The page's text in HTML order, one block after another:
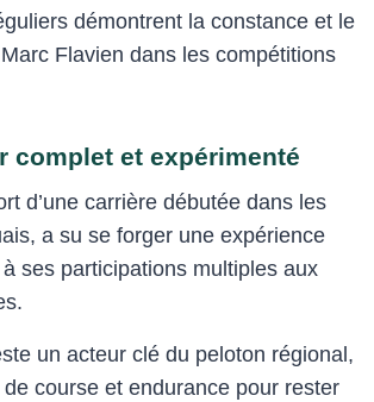
démontrent la constance et le
Flavien dans les compétitions
complet et expérimenté
d’une carrière débutée dans les
a su se forger une expérience
ses participations multiples aux
un acteur clé du peloton régional,
course et endurance pour rester